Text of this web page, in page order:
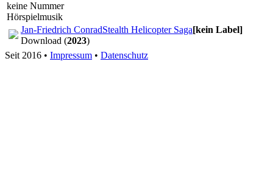
keine Nummer
Hörspielmusik
Jan-Friedrich ConradStealth Helicopter Saga[kein Label]
Download (2023)
Seit 2016 • Impressum • Datenschutz